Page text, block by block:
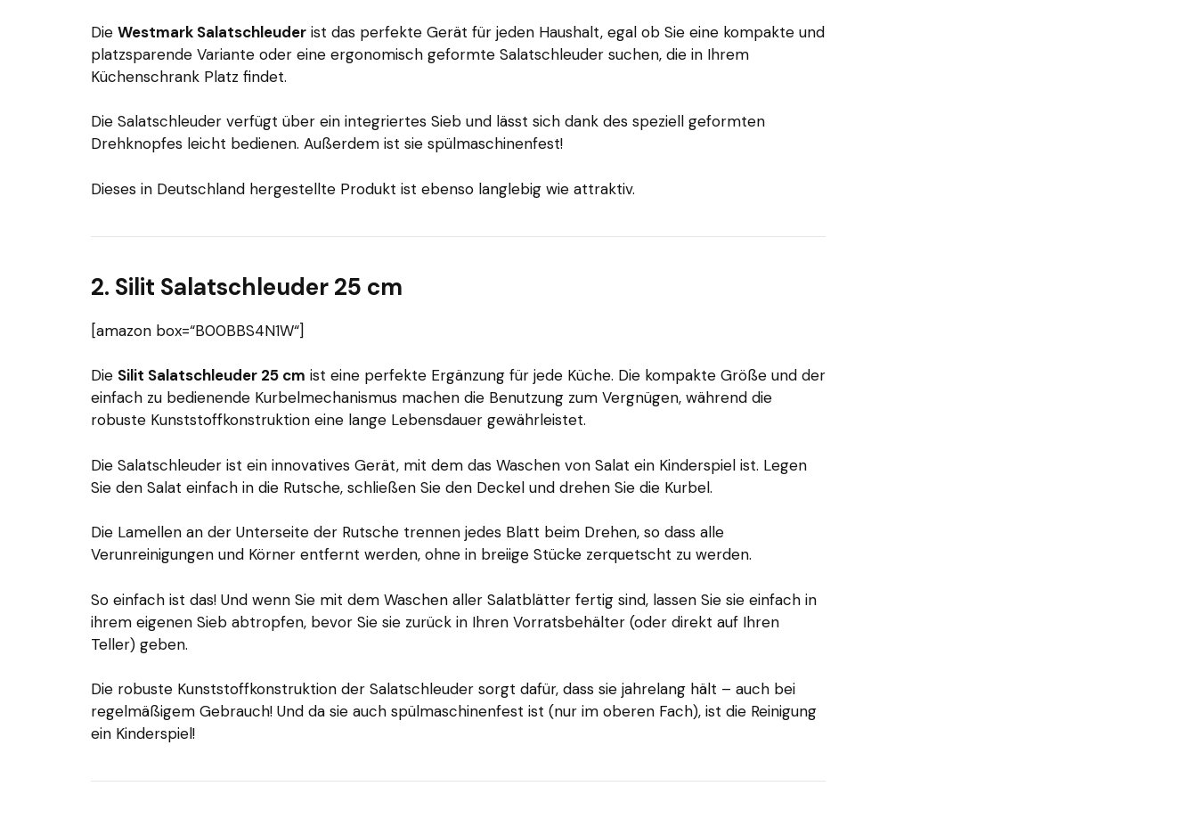
Die Westmark Salatschleuder ist das perfekte Gerät für jeden Haushalt, egal ob Sie eine kompakte und
platzsparende Variante oder eine ergonomisch geformte Salatschleuder suchen, die in Ihrem
Küchenschrank Platz findet.
Die Salatschleuder verfügt über ein integriertes Sieb und lässt sich dank des speziell geformten
Drehknopfes leicht bedienen. Außerdem ist sie spülmaschinenfest!
Dieses in Deutschland hergestellte Produkt ist ebenso langlebig wie attraktiv.
2. Silit Salatschleuder 25 cm
[amazon box=“B00BBS4N1W“]
Die Silit Salatschleuder 25 cm ist eine perfekte Ergänzung für jede Küche. Die kompakte Größe und der
einfach zu bedienende Kurbelmechanismus machen die Benutzung zum Vergnügen, während die
robuste Kunststoffkonstruktion eine lange Lebensdauer gewährleistet.
Die Salatschleuder ist ein innovatives Gerät, mit dem das Waschen von Salat ein Kinderspiel ist. Legen
Sie den Salat einfach in die Rutsche, schließen Sie den Deckel und drehen Sie die Kurbel.
Die Lamellen an der Unterseite der Rutsche trennen jedes Blatt beim Drehen, so dass alle
Verunreinigungen und Körner entfernt werden, ohne in breiige Stücke zerquetscht zu werden.
So einfach ist das! Und wenn Sie mit dem Waschen aller Salatblätter fertig sind, lassen Sie sie einfach in
ihrem eigenen Sieb abtropfen, bevor Sie sie zurück in Ihren Vorratsbehälter (oder direkt auf Ihren
Teller) geben.
Die robuste Kunststoffkonstruktion der Salatschleuder sorgt dafür, dass sie jahrelang hält – auch bei
regelmäßigem Gebrauch! Und da sie auch spülmaschinenfest ist (nur im oberen Fach), ist die Reinigung
ein Kinderspiel!